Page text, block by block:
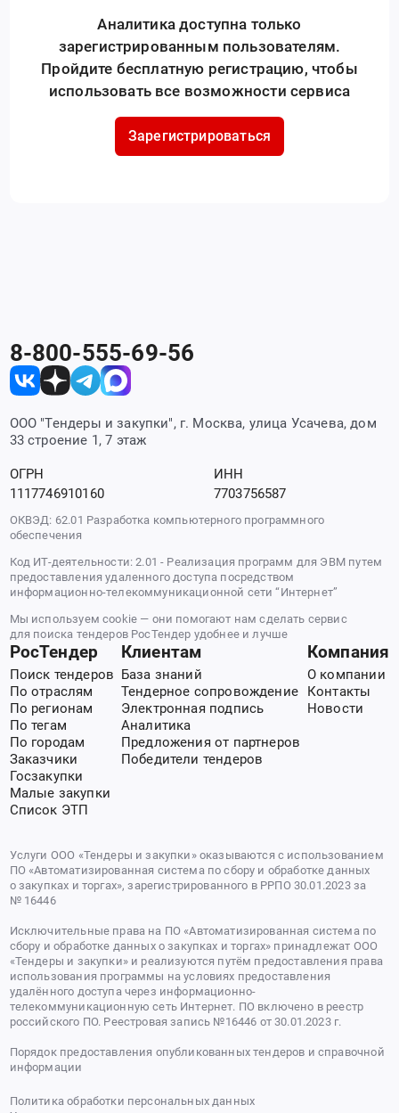
Аналитика доступна только
зарегистрированным пользователям.
Пройдите бесплатную регистрацию, чтобы
использовать все возможности сервиса
Зарегистрироваться
8-800-555-69-56
ООО "Тендеры и закупки", г. Москва, улица Усачева, дом
33 строение 1, 7 этаж
ОГРН
1117746910160
ИНН
7703756587
ОКВЭД: 62.01 Разработка компьютерного программного
обеспечения
Код ИТ-деятельности: 2.01 - Реализация программ для ЭВМ путем
предоставления удаленного доступа посредством
информационно-телекоммуникационной сети “Интернет”
Мы используем cookie — они помогают нам сделать сервис
для поиска тендеров РосТендер удобнее и лучше
РосТендер
Поиск тендеров
По отраслям
По регионам
По тегам
По городам
Заказчики
Госзакупки
Малые закупки
Список ЭТП
Клиентам
База знаний
Тендерное сопровождение
Электронная подпись
Аналитика
Предложения от партнеров
Победители тендеров
Компания
О компании
Контакты
Новости
Услуги ООО «Тендеры и закупки» оказываются с использованием
ПО «Автоматизированная система по сбору и обработке данных
о закупках и торгах», зарегистрированного в РРПО 30.01.2023 за
№ 16446
Исключительные права на ПО «Автоматизированная система по
сбору и обработке данных о закупках и торгах» принадлежат ООО
«Тендеры и закупки» и реализуются путём предоставления права
использования программы на условиях предоставления
удалённого доступа через информационно-
телекоммуникационную сеть Интернет. ПО включено в реестр
российского ПО. Реестровая запись №16446 от 30.01.2023 г.
Порядок предоставления опубликованных тендеров и справочной
информации
Политика обработки персональных данных